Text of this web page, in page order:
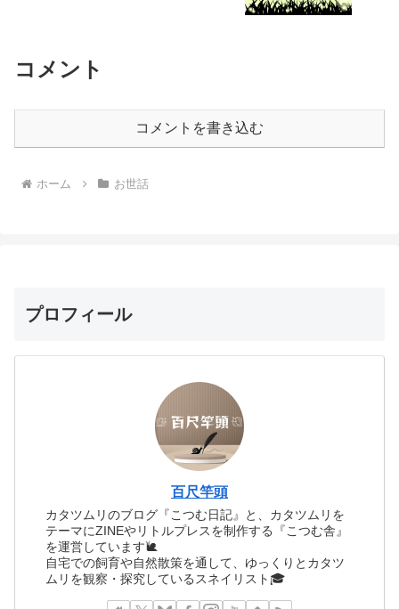
コメント
コメントを書き込む
ホーム お世話
プロフィール
百尺竿頭
カタツムリのブログ『こつむ日記』と、カタツムリを
テーマにZINEやリトルプレスを制作する『こつむ舎』
を運営しています🐌
自宅での飼育や自然散策を通して、ゆっくりとカタツ
ムリを観察・探究しているスネイリスト🎓